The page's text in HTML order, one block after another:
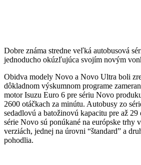
Dobre známa stredne veľká autobusová
jednoducho okúzľujúca svojím novým
Obidva modely Novo a Novo Ultra boli
dôkladnom výskumnom programe
motor Isuzu Euro 6 pre sériu Novo
2600 otáčkach za minútu. Autobusy zo
sedadlovú a batožinovú kapacitu pre až
série Novo sú ponúkané na európske trhy
verziách, jednej na úrovni “štandard” a
pohodlia.